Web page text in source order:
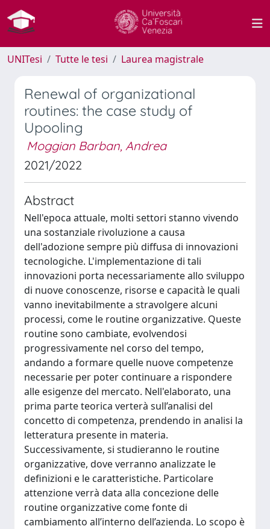
UNITesi Tutte le tesi Laurea magistrale
Renewal of organizational
routines: the case study of
Upooling
Moggian Barban, Andrea
2021/2022
Abstract
Nell'epoca attuale, molti settori stanno vivendo
una sostanziale rivoluzione a causa
dell'adozione sempre più diffusa di innovazioni
tecnologiche. L'implementazione di tali
innovazioni porta necessariamente allo sviluppo
di nuove conoscenze, risorse e capacità le quali
vanno inevitabilmente a stravolgere alcuni
processi, come le routine organizzative. Queste
routine sono cambiate, evolvendosi
progressivamente nel corso del tempo,
andando a formare quelle nuove competenze
necessarie per poter continuare a rispondere
alle esigenze del mercato. Nell'elaborato, una
prima parte teorica verterà sull’analisi del
concetto di competenza, prendendo in analisi la
letteratura presente in materia.
Successivamente, si studieranno le routine
organizzative, dove verranno analizzate le
definizioni e le caratteristiche. Particolare
attenzione verrà data alla concezione delle
routine organizzative come fonte di
cambiamento all’interno dell’azienda. Lo scopo è